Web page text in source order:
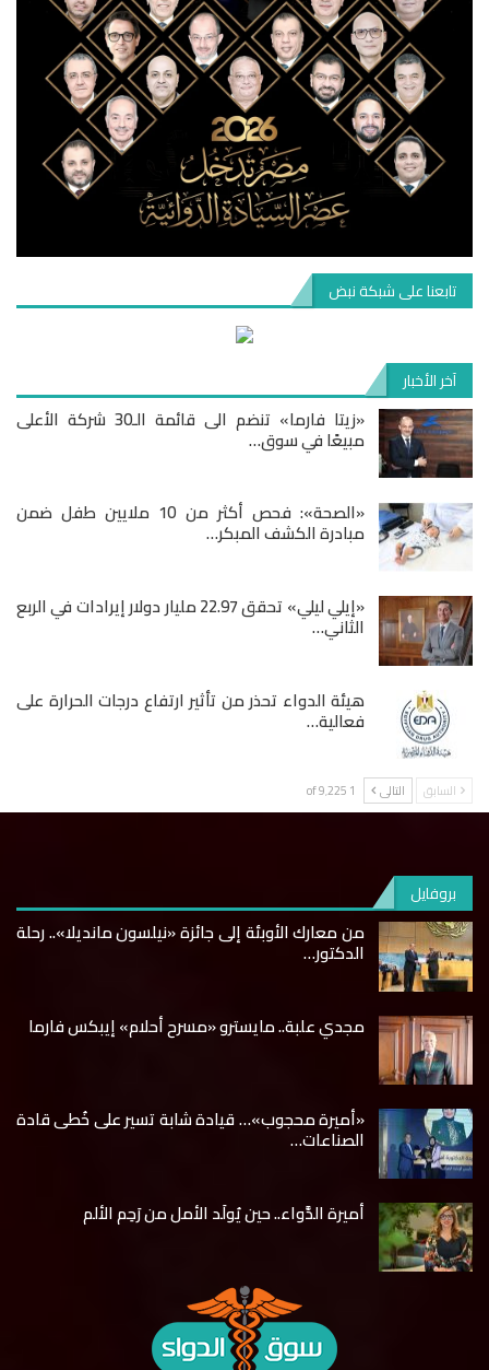
تابعنا على شبكة نبض
آخر الأخبار
«زيتا فارما» تنضم الى قائمة الـ30 شركة الأعلى
مبيعًا في سوق…
«الصحة»: فحص أكثر من 10 ملايين طفل ضمن
مبادرة الكشف المبكر…
«إيلي ليلي» تحقق 22.97 مليار دولار إيرادات في الربع
الثاني…
هيئة الدواء تحذر من تأثير ارتفاع درجات الحرارة على
فعالية…
السابق التالى 1 of 9٬225
بروفايل
من معارك الأوبئة إلى جائزة «نيلسون مانديلا».. رحلة
الدكتور…
مجدي علبة.. مايسترو «مسرح أحلام» إيبكس فارما
«أميرة محجوب»… قيادة شابة تسير على خُطى قادة
الصناعات…
أميرة الدَّواء.. حين يُولَد الأمل من رَحِم الألم